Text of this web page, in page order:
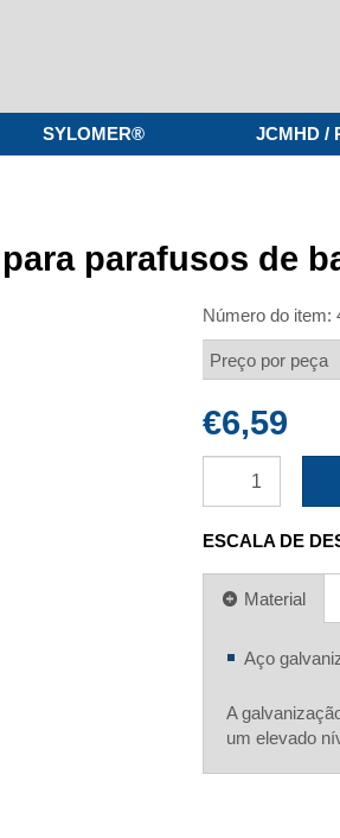
SYLOMER® JCMHD /
parafusos de
Número do item:
Preço por peça
€6,59
ESCALA DE
Material
Aço
A
um elevado